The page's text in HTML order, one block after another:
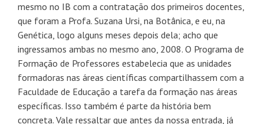
mesmo no IB com a contratação dos primeiros docentes,
que foram a Profa. Suzana Ursi, na Botânica, e eu, na
Genética, logo alguns meses depois dela; acho que
ingressamos ambas no mesmo ano, 2008. O Programa de
Formação de Professores estabelecia que as unidades
formadoras nas áreas científicas compartilhassem com a
Faculdade de Educação a tarefa da formação nas áreas
específicas. Isso também é parte da história bem
concreta. Vale ressaltar que antes da nossa entrada, já